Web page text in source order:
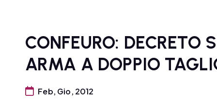
CONFEURO: DECRETO
ARMA A DOPPIO
Feb, Gio, 2012